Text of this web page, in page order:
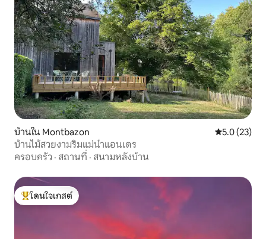
บ้านใน Montbazon คะแนนเฉลี่ย
5.0 (23)
บ้านไม้สวยงามริมแม่น้ำแอนเดร
ครอบครัว · สถานที่ · สนามหลังบ้าน
โดนใจเกสต์ที่สุด
โดนใจเกสต์